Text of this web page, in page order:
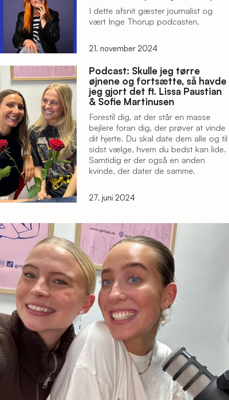
I dette afsnit gæster journalist og
vært Inge Thorup podcasten.
21. november 2024
Podcast: Skulle jeg tørre
øjnene og fortsætte, så havde
jeg gjort det ft. Lissa Paustian
& Sofie Martinusen
Forestil dig, at der står en masse
bejlere foran dig, der prøver at vinde
dit hjerte. Du skal date dem alle og til
sidst vælge, hvem du bedst kan lide.
Samtidig er der også en anden
kvinde, der dater de samme.
27. juni 2024